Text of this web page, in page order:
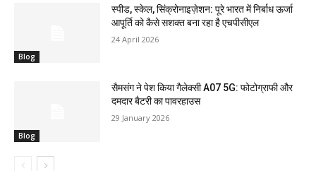
Blog
स्पीड, स्केल, सिंक्रोनाइज़ेशन: पूरे भारत में निर्बाध ऊर्जा
आपूर्ति को कैसे सशक्त बना रहा है एचपीसीएल
24 April 2026
Blog
सैमसंग ने पेश किया गैलेक्सी A07 5G: फोटोग्राफी और
दमदार बैटरी का पावरहाउस
29 January 2026